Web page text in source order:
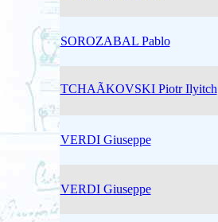
SOROZABAL Pablo
TCHAÃKOVSKI Piotr Ilyitch
VERDI Giuseppe
VERDI Giuseppe